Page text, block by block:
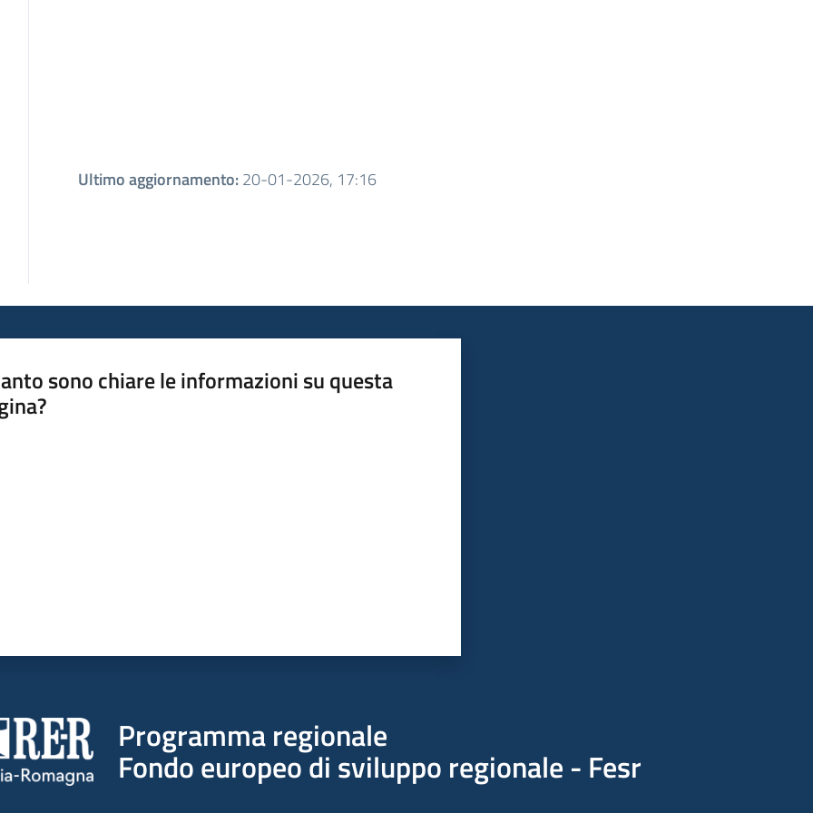
Ultimo aggiornamento:20-01-2026, 17:16
sono chiare le informazioni su questa
Programma regionale
Fondo europeo di sviluppo regionale - Fesr